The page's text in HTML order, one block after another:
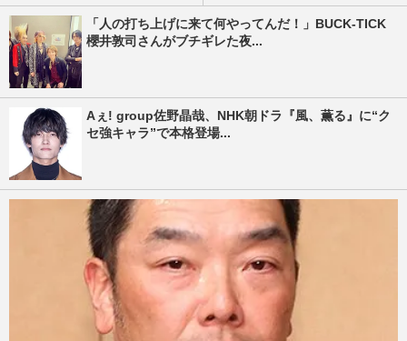
「人の打ち上げに来て何やってんだ！」BUCK-TICK
櫻井敦司さんがブチギレた夜...
Aぇ! group佐野晶哉、NHK朝ドラ『風、薫る』に“ク
セ強キャラ”で本格登場...